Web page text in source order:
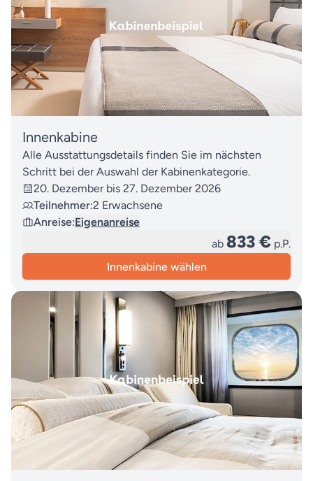
Innenkabine
Alle Ausstattungsdetails finden Sie im nächsten
Schritt bei der Auswahl der Kabinenkategorie.
20. Dezember bis 27. Dezember 2026
Teilnehmer:2 Erwachsene
Anreise:Eigenanreise
ab 833 € p.P.
Innenkabine wählen